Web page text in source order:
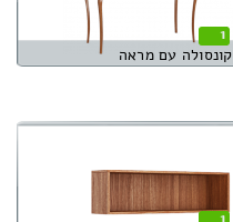
1
קונסולה עם מראה